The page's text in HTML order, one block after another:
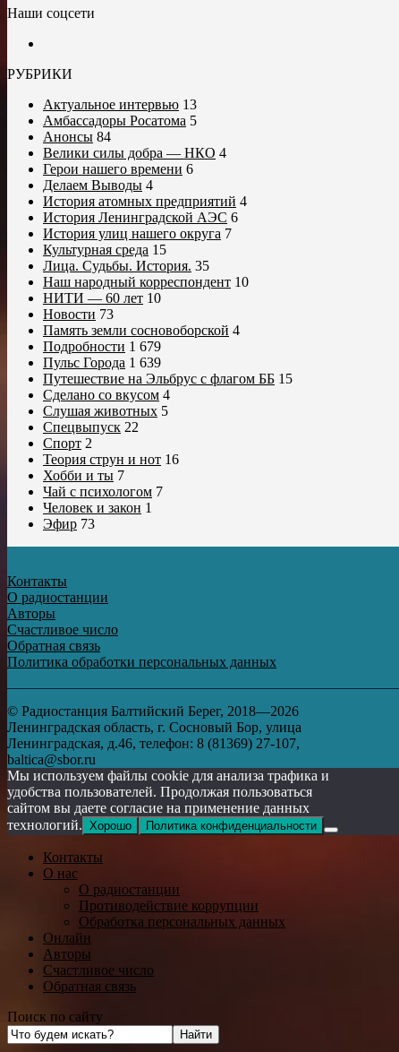
Наши соцсети
РУБРИКИ
Актуальное интервью 13
Амбассадоры Росатома 5
Анонсы 84
Велики силы добра — НКО 4
Герои нашего времени 6
Делаем Выводы 4
История атомных предприятий 4
История Ленинградской АЭС 6
История улиц нашего округа 7
Культурная среда 15
Лица. Судьбы. История. 35
Наш народный корреспондент 10
НИТИ — 60 лет 10
Новости 73
Память земли сосновоборской 4
Подробности 1 679
Пульс Города 1 639
Путешествие на Эльбрус с флагом ББ 15
Сделано со вкусом 4
Слушая животных 5
Спецвыпуск 22
Спорт 2
Теория струн и нот 16
Хобби и ты 7
Чай с психологом 7
Человек и закон 1
Эфир 73
Контакты
О радиостанции
Авторы
Счастливое число
Обратная связь
Политика обработки персональных данных
© Радиостанция Балтийский Берег, 2018—2026
Ленинградская область, г. Сосновый Бор, улица
Ленинградская, д.46, телефон: 8 (81369) 27-107,
baltica@sbor.ru
Мы используем файлы cookie для анализа трафика и
удобства пользователей. Продолжая пользоваться
сайтом вы даете согласие на применение данных
технологий. Хорошо Политика конфиденциальности
Контакты
О нас
О радиостанции
Противодействие коррупции
Обработка персональных данных
Онлайн
Авторы
Счастливое число
Обратная связь
Поиск по сайту